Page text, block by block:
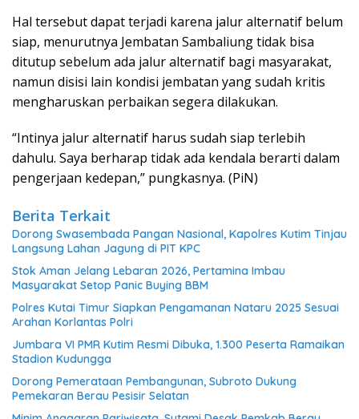
Hal tersebut dapat terjadi karena jalur alternatif belum
siap, menurutnya Jembatan Sambaliung tidak bisa
ditutup sebelum ada jalur alternatif bagi masyarakat,
namun disisi lain kondisi jembatan yang sudah kritis
mengharuskan perbaikan segera dilakukan.
“Intinya jalur alternatif harus sudah siap terlebih
dahulu. Saya berharap tidak ada kendala berarti dalam
pengerjaan kedepan,” pungkasnya. (PiN)
Berita Terkait
Dorong Swasembada Pangan Nasional, Kapolres Kutim Tinjau
Langsung Lahan Jagung di PIT KPC
Stok Aman Jelang Lebaran 2026, Pertamina Imbau
Masyarakat Setop Panic Buying BBM
Polres Kutai Timur Siapkan Pengamanan Nataru 2025 Sesuai
Arahan Korlantas Polri
Jumbara VI PMR Kutim Resmi Dibuka, 1.300 Peserta Ramaikan
Stadion Kudungga
Dorong Pemerataan Pembangunan, Subroto Dukung
Pemekaran Berau Pesisir Selatan